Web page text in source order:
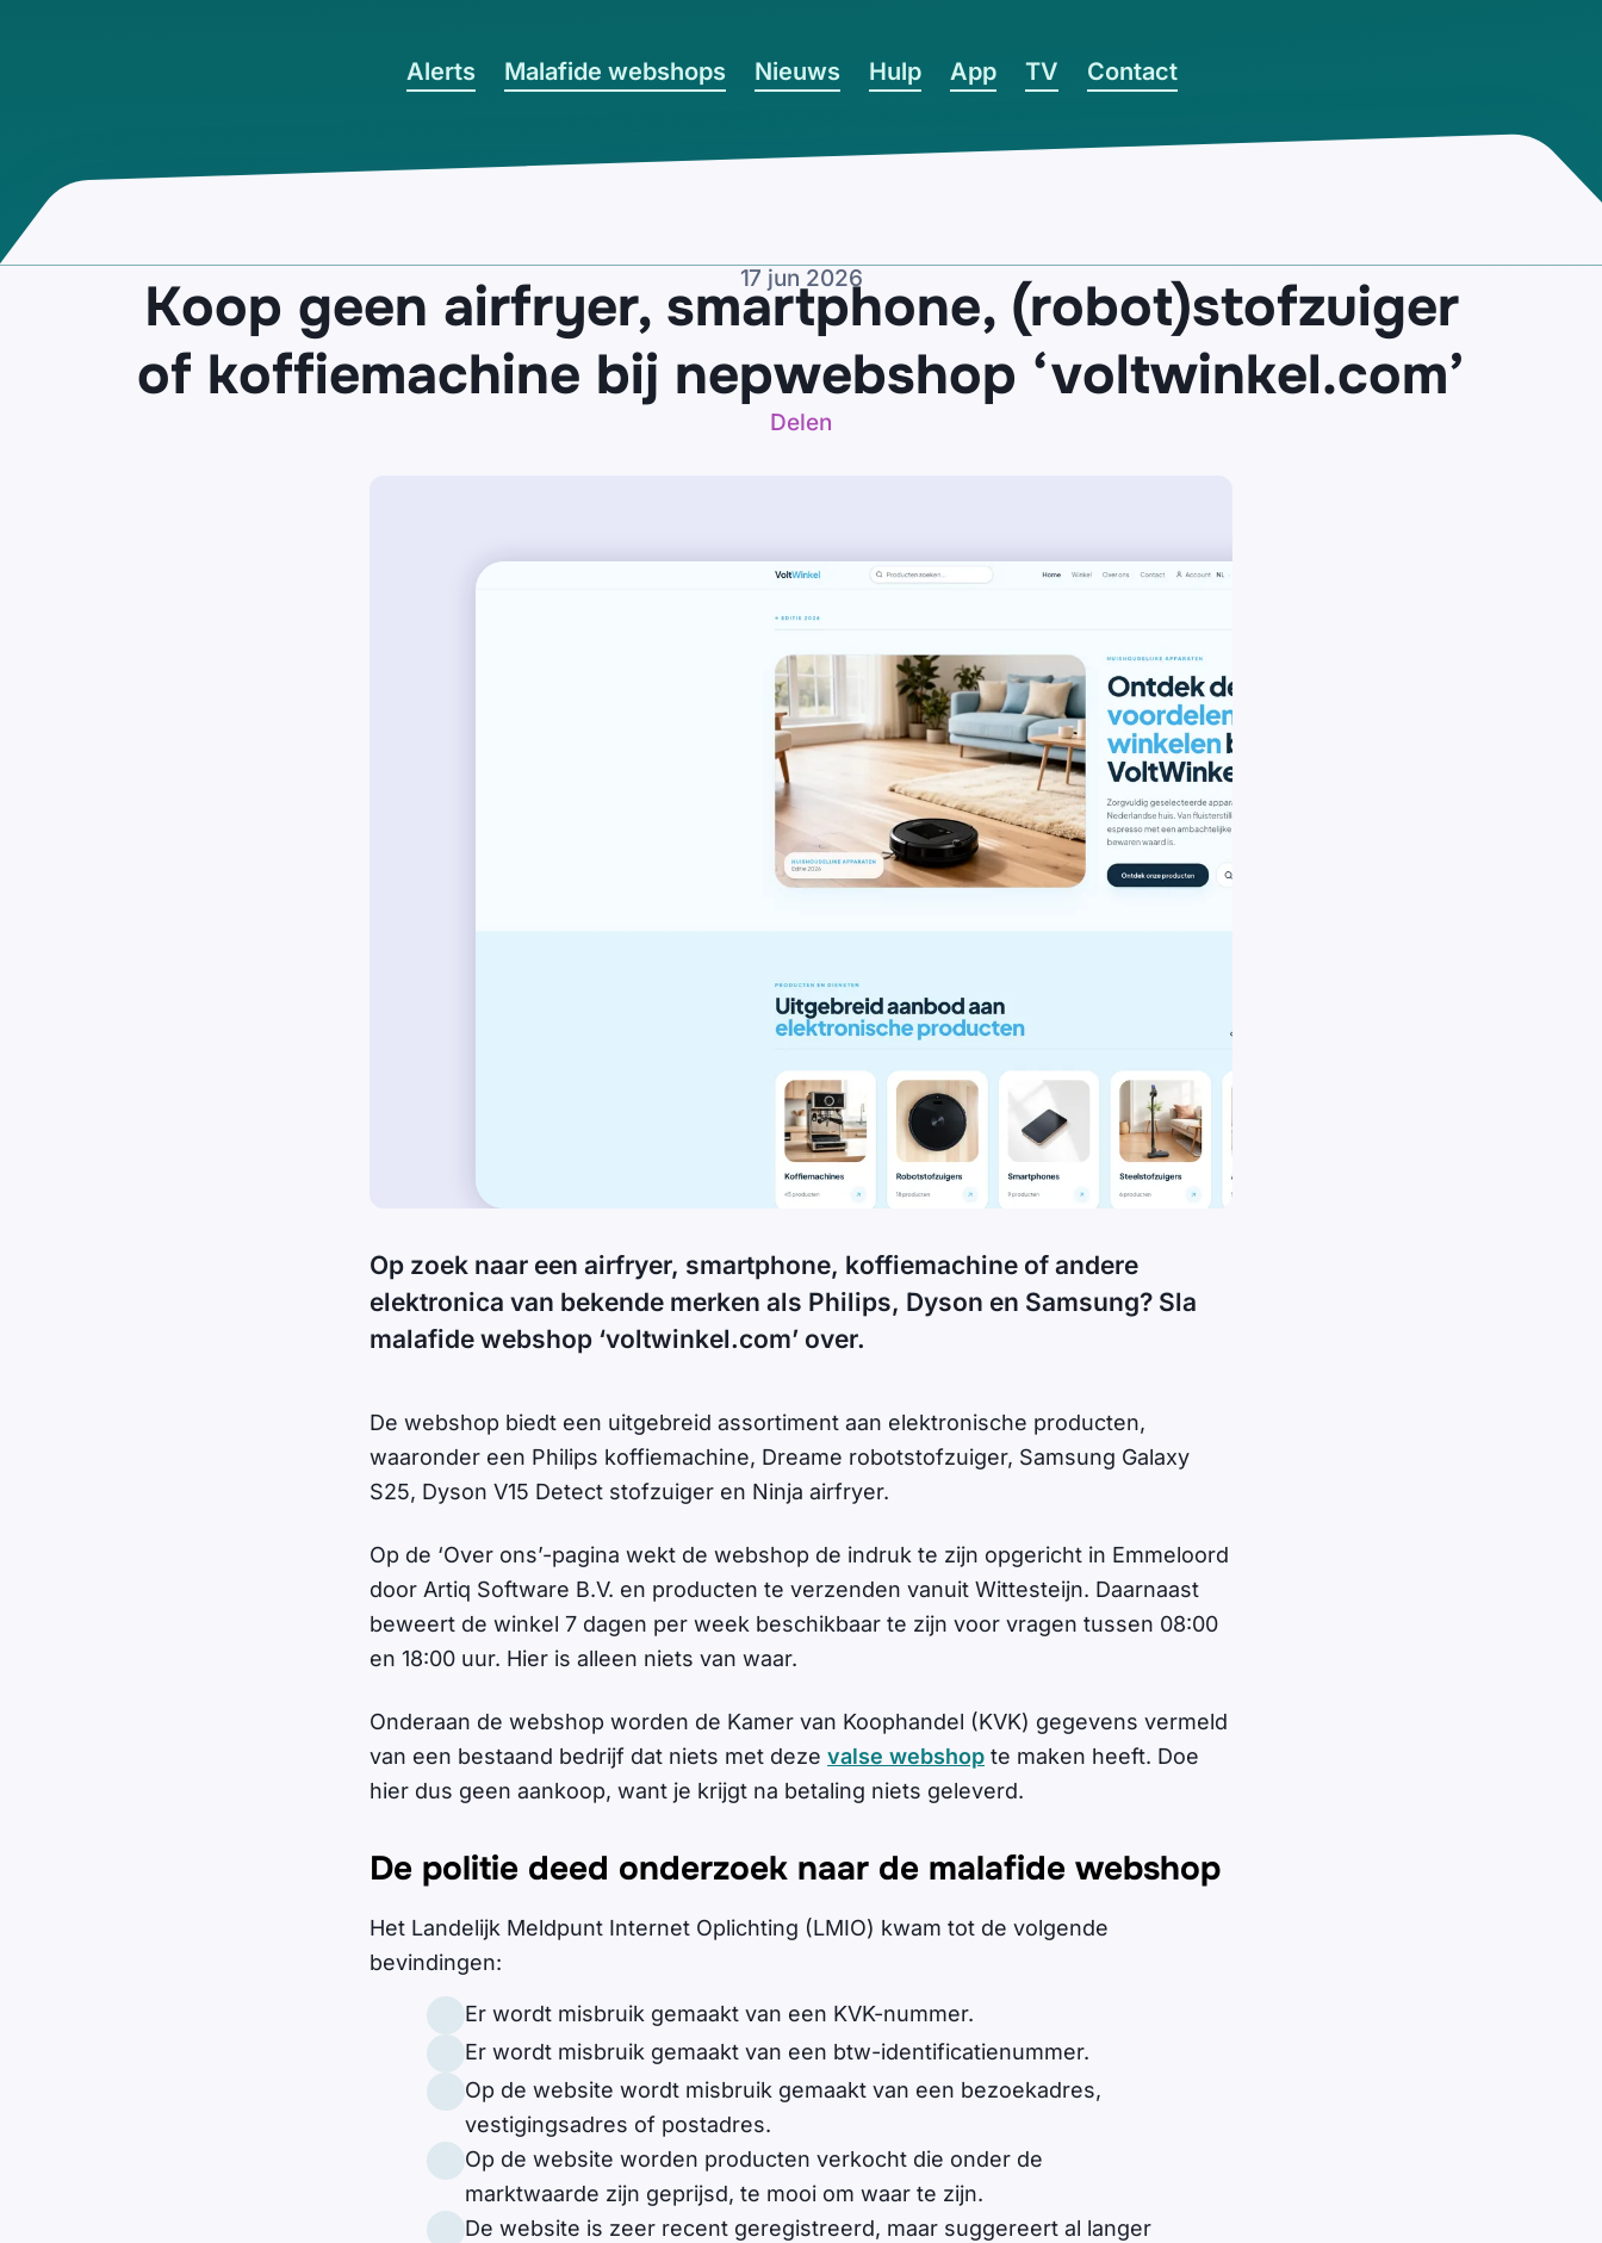
Alerts Malafide webshops Nieuws Hulp App TV Contact
17 jun 2026
Koop geen airfryer, smartphone, (robot)stofzuiger
of koffiemachine bij nepwebshop ‘voltwinkel.com’
Delen
Op zoek naar een airfryer, smartphone, koffiemachine of andere
elektronica van bekende merken als Philips, Dyson en Samsung? Sla
malafide webshop ‘voltwinkel.com’ over.
De webshop biedt een uitgebreid assortiment aan elektronische producten,
waaronder een Philips koffiemachine, Dreame robotstofzuiger, Samsung Galaxy
S25, Dyson V15 Detect stofzuiger en Ninja airfryer.
Op de ‘Over ons’-pagina wekt de webshop de indruk te zijn opgericht in Emmeloord
door Artiq Software B.V. en producten te verzenden vanuit Wittesteijn. Daarnaast
beweert de winkel 7 dagen per week beschikbaar te zijn voor vragen tussen 08:00
en 18:00 uur. Hier is alleen niets van waar.
Onderaan de webshop worden de Kamer van Koophandel (KVK) gegevens vermeld
van een bestaand bedrijf dat niets met deze valse webshop te maken heeft. Doe
hier dus geen aankoop, want je krijgt na betaling niets geleverd.
De politie deed onderzoek naar de malafide webshop
Het Landelijk Meldpunt Internet Oplichting (LMIO) kwam tot de volgende
bevindingen:
Er wordt misbruik gemaakt van een KVK-nummer.
Er wordt misbruik gemaakt van een btw-identificatienummer.
Op de website wordt misbruik gemaakt van een bezoekadres,
vestigingsadres of postadres.
Op de website worden producten verkocht die onder de
marktwaarde zijn geprijsd, te mooi om waar te zijn.
De website is zeer recent geregistreerd, maar suggereert al langer